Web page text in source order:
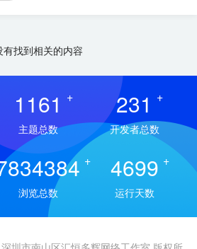
有找到相关的内容
1161 +
主题总数
231 +
开发者总数
+
浏览总数
4699 +
运行天数